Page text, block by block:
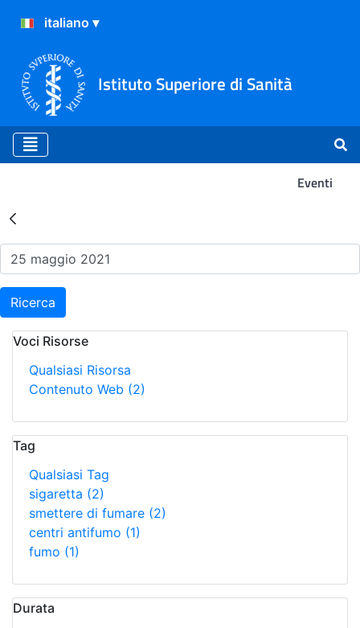
Istituto Superiore di Sanità
Eventi
Risultati della Ricerca -
Ricerca
Voci Risorse
Qualsiasi Risorsa
Contenuto Web (2)
Tag
Qualsiasi Tag
sigaretta (2)
smettere di fumare (2)
centri antifumo (1)
fumo (1)
Durata